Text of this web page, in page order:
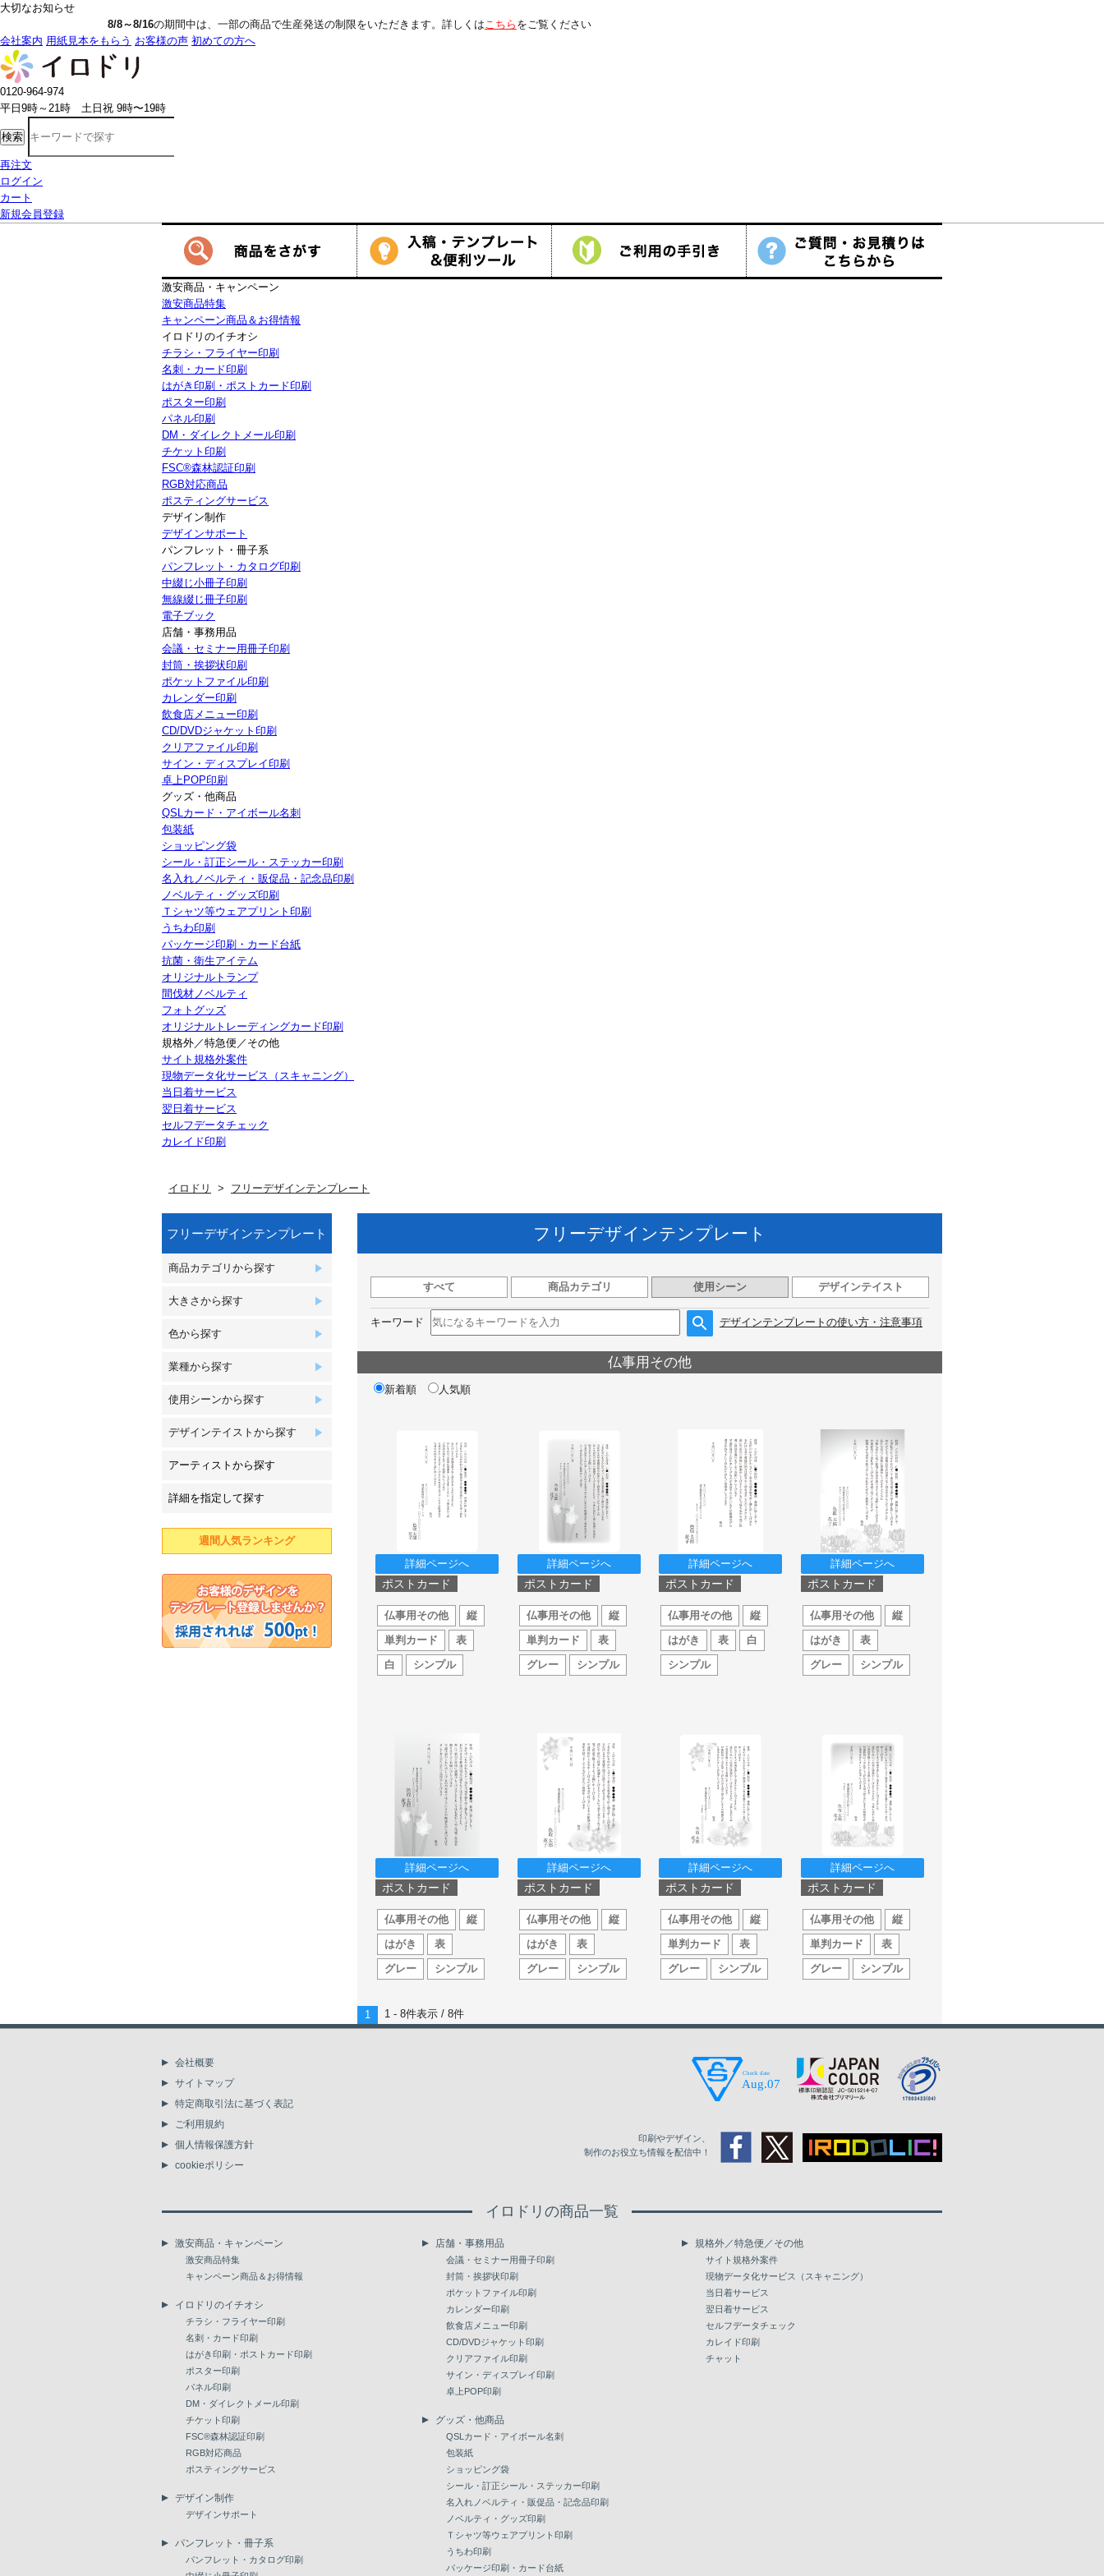
大切なお知らせ
の期間中は、一部の商品で生産発送の制限をいただきます。詳しくはこちらをご覧ください
会社案内 用紙見本をもらう お客様の声 初めての方へ
0120-964-974
平日9時～21時 土日祝 9時〜19時
検索
再注文
ログイン
カート
新規会員登録
激安商品・キャンペーン
激安商品特集
キャンペーン商品＆お得情報
イロドリのイチオシ
チラシ・フライヤー印刷
名刺・カード印刷
はがき印刷・ポストカード印刷
ポスター印刷
パネル印刷
DM・ダイレクトメール印刷
チケット印刷
FSC®森林認証印刷
RGB対応商品
ポスティングサービス
デザイン制作
デザインサポート
パンフレット・冊子系
パンフレット・カタログ印刷
中綴じ小冊子印刷
無線綴じ冊子印刷
電子ブック
店舗・事務用品
会議・セミナー用冊子印刷
封筒・挨拶状印刷
ポケットファイル印刷
カレンダー印刷
飲食店メニュー印刷
CD/DVDジャケット印刷
クリアファイル印刷
サイン・ディスプレイ印刷
卓上POP印刷
グッズ・他商品
QSLカード・アイボール名刺
包装紙
ショッピング袋
シール・訂正シール・ステッカー印刷
名入れノベルティ・販促品・記念品印刷
ノベルティ・グッズ印刷
Ｔシャツ等ウェアプリント印刷
うちわ印刷
パッケージ印刷・カード台紙
抗菌・衛生アイテム
オリジナルトランプ
間伐材ノベルティ
フォトグッズ
オリジナルトレーディングカード印刷
規格外／特急便／その他
サイト規格外案件
現物データ化サービス（スキャニング）
当日着サービス
翌日着サービス
セルフデータチェック
カレイド印刷
イロドリ フリーデザインテンプレート
フリーデザインテンプレート
商品カテゴリから探す
大きさから探す
色から探す
業種から探す
使用シーンから探す
デザインテイストから探す
アーティストから探す
詳細を指定して探す
週間人気ランキング
フリーデザインテンプレート
すべて 商品カテゴリ 使用シーン デザインテイスト
キーワード デザインテンプレートの使い方・注意事項
仏事用その他
新着順 人気順
詳細ページへ
ポストカード
仏事用その他
縦
単判カード
表
白
シンプル
詳細ページへ
ポストカード
仏事用その他
縦
単判カード
表
グレー
シンプル
詳細ページへ
ポストカード
仏事用その他
縦
はがき
表
白
シンプル
詳細ページへ
ポストカード
仏事用その他
縦
はがき
表
グレー
シンプル
詳細ページへ
ポストカード
仏事用その他
縦
はがき
表
グレー
シンプル
詳細ページへ
ポストカード
仏事用その他
縦
はがき
表
グレー
シンプル
詳細ページへ
ポストカード
仏事用その他
縦
単判カード
表
グレー
シンプル
詳細ページへ
ポストカード
仏事用その他
縦
単判カード
表
グレー
シンプル
1 1 - 8件表示 / 8件
会社概要
サイトマップ
特定商取引法に基づく表記
ご利用規約
個人情報保護方針
cookieポリシー
印刷やデザイン、
制作のお役立ち情報を配信中！
イロドリの商品一覧
激安商品・キャンペーン
激安商品特集
キャンペーン商品＆お得情報
イロドリのイチオシ
チラシ・フライヤー印刷
名刺・カード印刷
はがき印刷・ポストカード印刷
ポスター印刷
パネル印刷
DM・ダイレクトメール印刷
チケット印刷
FSC®森林認証印刷
RGB対応商品
ポスティングサービス
デザイン制作
デザインサポート
パンフレット・冊子系
パンフレット・カタログ印刷
店舗・事務用品
会議・セミナー用冊子印刷
封筒・挨拶状印刷
ポケットファイル印刷
カレンダー印刷
飲食店メニュー印刷
CD/DVDジャケット印刷
クリアファイル印刷
サイン・ディスプレイ印刷
卓上POP印刷
グッズ・他商品
QSLカード・アイボール名刺
包装紙
ショッピング袋
シール・訂正シール・ステッカー印刷
名入れノベルティ・販促品・記念品印刷
ノベルティ・グッズ印刷
Ｔシャツ等ウェアプリント印刷
うちわ印刷
パッケージ印刷・カード台紙
規格外／特急便／その他
サイト規格外案件
現物データ化サービス（スキャニング）
当日着サービス
翌日着サービス
セルフデータチェック
カレイド印刷
チャット